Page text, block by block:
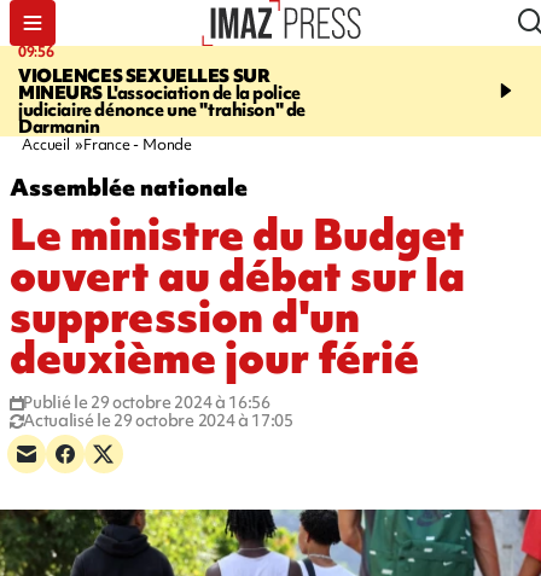
09:56
VIOLENCES SEXUELLES SUR
MINEURS L'association de la police
judiciaire dénonce une "trahison" de
Darmanin
12:19
grièvement blessé à
Accueil France - Monde
Assemblée nationale
Le ministre du Budget
ouvert au débat sur la
suppression d'un
deuxième jour férié
Publié le 29 octobre 2024 à 16:56
Actualisé le 29 octobre 2024 à 17:05